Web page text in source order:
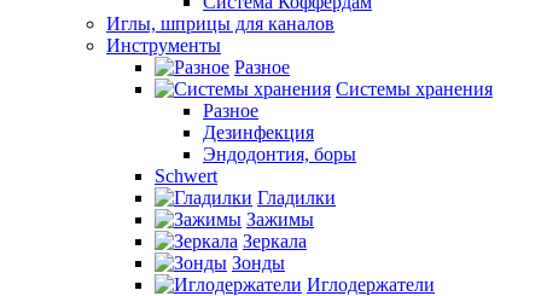
Иглы, шприцы для каналов
Инструменты
Разное
Системы хранения
Разное
Дезинфекция
Эндодонтия, боры
Schwert
Гладилки
Зажимы
Зеркала
Зонды
Иглодержатели